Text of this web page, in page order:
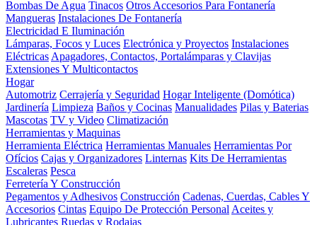
Bombas De Agua Tinacos Otros Accesorios Para Fontanería
Mangueras Instalaciones De Fontanería
Electricidad E Iluminación
Lámparas, Focos y Luces Electrónica y Proyectos Instalaciones
Eléctricas Apagadores, Contactos, Portalámparas y Clavijas
Extensiones Y Multicontactos
Hogar
Automotriz Cerrajería y Seguridad Hogar Inteligente (Domótica)
Jardinería Limpieza Baños y Cocinas Manualidades Pilas y Baterias
Mascotas TV y Video Climatización
Herramientas y Maquinas
Herramienta Eléctrica Herramientas Manuales Herramientas Por
Ofícios Cajas y Organizadores Linternas Kits De Herramientas
Escaleras Pesca
Ferretería Y Construcción
Pegamentos y Adhesivos Construcción Cadenas, Cuerdas, Cables Y
Accesorios Cintas Equipo De Protección Personal Aceites y
Lubricantes Ruedas y Rodajas